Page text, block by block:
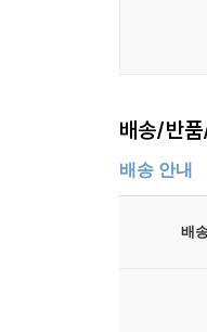
배송/반
배송 안내
배